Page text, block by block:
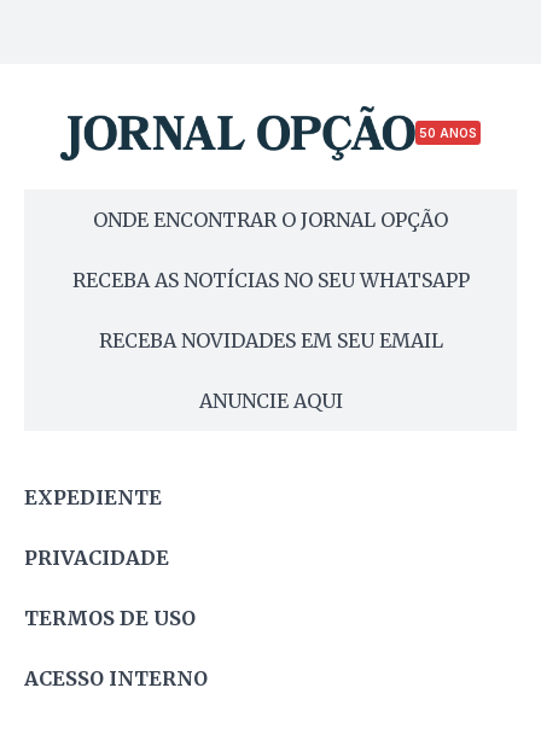
50 ANOS
ONDE ENCONTRAR O JORNAL OPÇÃO
RECEBA AS NOTÍCIAS NO SEU WHATSAPP
RECEBA NOVIDADES EM SEU EMAIL
ANUNCIE AQUI
EXPEDIENTE
PRIVACIDADE
TERMOS DE USO
ACESSO INTERNO